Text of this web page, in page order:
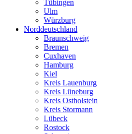
Tübingen
Ulm
Würzburg
Norddeutschland
Braunschweig
Bremen
Cuxhaven
Hamburg
Kiel
Kreis Lauenburg
Kreis Lüneburg
Kreis Ostholstein
Kreis Stormann
Lübeck
Rostock